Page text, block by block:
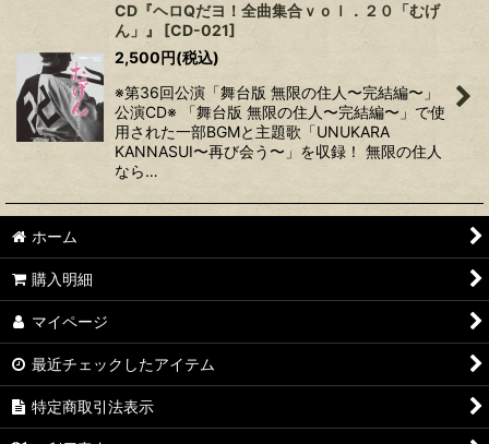
CD『ヘロQだヨ！全曲集合ｖｏｌ．２０「むげ
ん」』
[CD-021]
2,500円(税込)
※第36回公演「舞台版 無限の住人〜完結編〜」
公演CD※ 「舞台版 無限の住人〜完結編〜」で使
用された一部BGMと主題歌「UNUKARA
KANNASUI〜再び会う〜」を収録！ 無限の住人
なら…
ホーム
購入明細
マイページ
最近チェックしたアイテム
特定商取引法表示